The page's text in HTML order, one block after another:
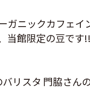
ガニックカフェイ
当館限定の豆です!!
リスタ 門脇さん